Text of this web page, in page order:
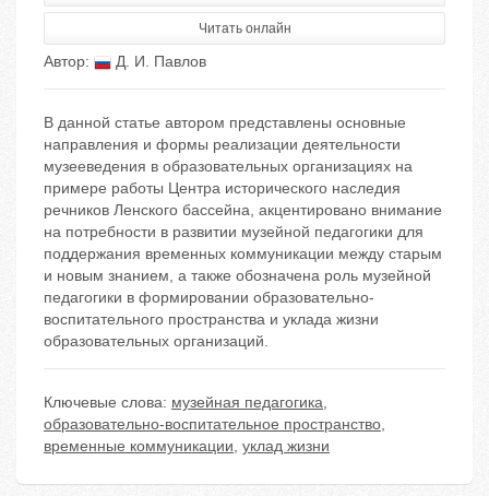
Читать онлайн
Автор: Д. И. Павлов
В данной статье автором представлены основные
направления и формы реализации деятельности
музееведения в образовательных организациях на
примере работы Центра исторического наследия
речников Ленского бассейна, акцентировано внимание
на потребности в развитии музейной педагогики для
поддержания временных коммуникации между старым
и новым знанием, а также обозначена роль музейной
педагогики в формировании образовательно-
воспитательного пространства и уклада жизни
образовательных организаций.
Ключевые слова: музейная педагогика,
образовательно-воспитательное пространство,
временные коммуникации, уклад жизни